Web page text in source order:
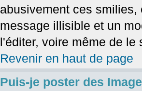
abusivement ces
message illisible et un
l'éditer, voire même de le
Revenir en haut de page
Puis-je poster des